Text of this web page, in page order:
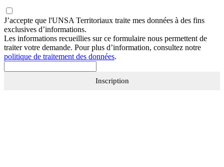
J’accepte que l'UNSA Territoriaux traite mes données à des fins
exclusives d’informations.
Les informations recueillies sur ce formulaire nous permettent de
traiter votre demande. Pour plus d’information, consultez notre
politique de traitement des données.
Inscription